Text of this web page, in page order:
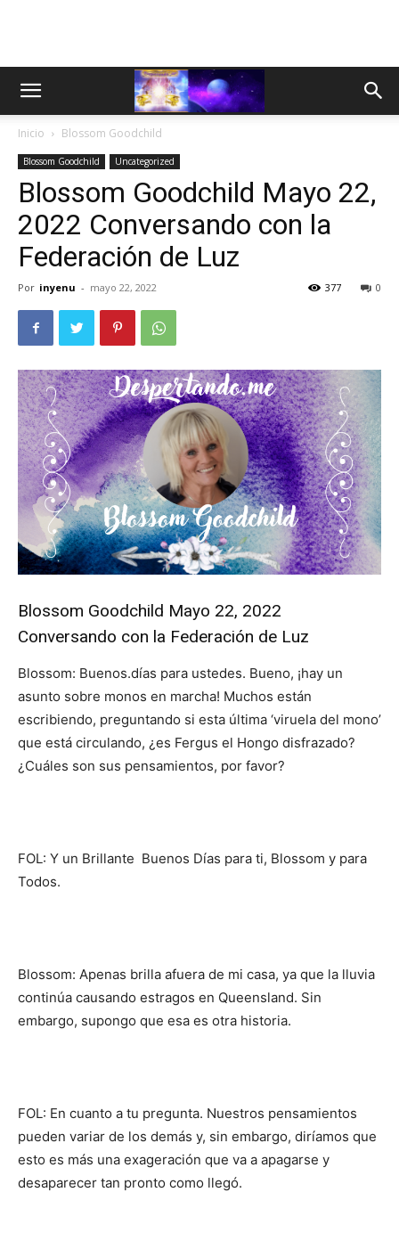
Inicio Blossom Goodchild
Blossom Goodchild Uncategorized
Blossom Goodchild Mayo 22,
2022 Conversando con la
Federación de Luz
Por inyenu - mayo 22, 2022 0
377
Blossom Goodchild Mayo 22, 2022
Conversando con la Federación de Luz
Blossom: Buenos.días para ustedes. Bueno, ¡hay un
asunto sobre monos en marcha! Muchos están
escribiendo, preguntando si esta última ‘viruela del mono’
que está circulando, ¿es Fergus el Hongo disfrazado?
¿Cuáles son sus pensamientos, por favor?
FOL: Y un Brillante Buenos Días para ti, Blossom y para
Todos.
Blossom: Apenas brilla afuera de mi casa, ya que la lluvia
continúa causando estragos en Queensland. Sin
embargo, supongo que esa es otra historia.
FOL: En cuanto a tu pregunta. Nuestros pensamientos
pueden variar de los demás y, sin embargo, diríamos que
esto es más una exageración que va a apagarse y
desaparecer tan pronto como llegó.